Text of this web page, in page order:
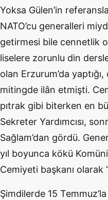
Yoksa Gülen’in
NATO’cu generalleri
getirmesi bile cennetlik
liselere zorunlu din
olan Erzurum’da
mitingde ilân etmişti.
pıtrak gibi biterken en
Sekreter Yardımcısı,
Sağlam’dan gördü.
yıl boyunca kökü
Cemiyeti başkanı
Şimdilerde 15